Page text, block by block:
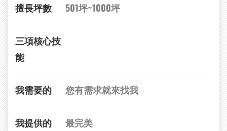
擅長坪數 501坪~1000坪
三項核心技
能
我需要的 您有需求就來找我
我提供的
最完美